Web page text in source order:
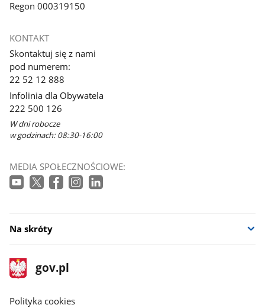
Regon 000319150
KONTAKT
Skontaktuj się z nami
pod numerem:
22 52 12 888
Infolinia dla Obywatela
222 500 126
W dni robocze
w godzinach: 08:30-16:00
MEDIA SPOŁECZNOŚCIOWE:
Na skróty
stopka
gov.pl
Strona
gov.pl
gov.pl
Polityka cookies